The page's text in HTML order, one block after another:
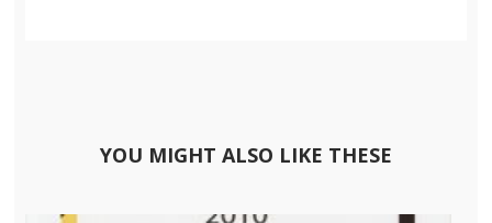
YOU MIGHT ALSO LIKE THESE